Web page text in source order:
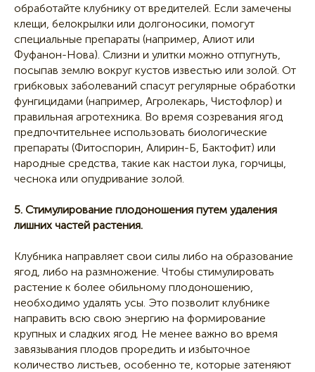
обработайте клубнику от вредителей. Если замечены
клещи, белокрылки или долгоносики, помогут
специальные препараты (например, Алиот или
Фуфанон-Нова). Слизни и улитки можно отпугнуть,
посыпав землю вокруг кустов известью или золой. От
грибковых заболеваний спасут регулярные обработки
фунгицидами (например, Агролекарь, Чистофлор) и
правильная агротехника. Во время созревания ягод
предпочтительнее использовать биологические
препараты (Фитоспорин, Алирин-Б, Бактофит) или
народные средства, такие как настои лука, горчицы,
чеснока или опудривание золой.
5. Стимулирование плодоношения путем удаления
лишних частей растения.
Клубника направляет свои силы либо на образование
ягод, либо на размножение. Чтобы стимулировать
растение к более обильному плодоношению,
необходимо удалять усы. Это позволит клубнике
направить всю свою энергию на формирование
крупных и сладких ягод. Не менее важно во время
завязывания плодов проредить и избыточное
количество листьев, особенно те, которые затеняют